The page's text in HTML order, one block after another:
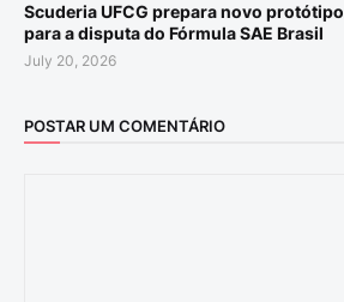
Scuderia UFCG prepara novo protótipo
para a disputa do Fórmula SAE Brasil
July 20, 2026
POSTAR UM COMENTÁRIO